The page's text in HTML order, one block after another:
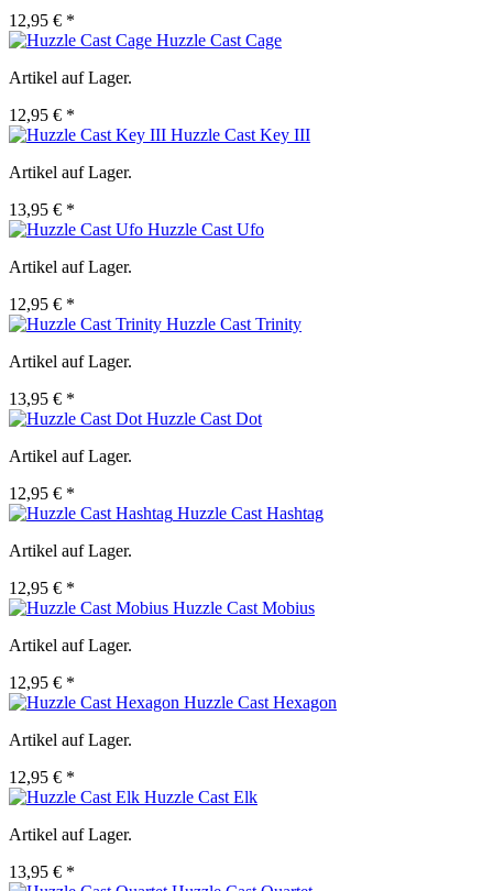
12,95 € *
Huzzle Cast Cage
Artikel auf Lager.
12,95 € *
Huzzle Cast Key III
Artikel auf Lager.
13,95 € *
Huzzle Cast Ufo
Artikel auf Lager.
12,95 € *
Huzzle Cast Trinity
Artikel auf Lager.
13,95 € *
Huzzle Cast Dot
Artikel auf Lager.
12,95 € *
Huzzle Cast Hashtag
Artikel auf Lager.
12,95 € *
Huzzle Cast Mobius
Artikel auf Lager.
12,95 € *
Huzzle Cast Hexagon
Artikel auf Lager.
12,95 € *
Huzzle Cast Elk
Artikel auf Lager.
13,95 € *